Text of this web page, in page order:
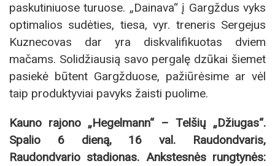
paskutiniuose turuose. „Dainava“ į Gargždus vyks
optimalios sudėties, tiesa, vyr. treneris Sergejus
Kuznecovas dar yra diskvalifikuotas dviem
mačams. Solidžiausią savo pergalę dzūkai šiemet
pasiekė būtent Gargžduose, pažiūrėsime ar vėl
taip produktyviai pavyks žaisti puolime.
Kauno rajono „Hegelmann“ – Telšių „Džiugas“.
Spalio 6 dieną, 16 val. Raudondvaris,
Raudondvario stadionas. Ankstesnės rungtynės: